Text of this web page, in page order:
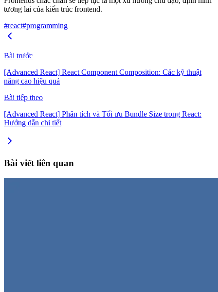
tương lai của kiến trúc frontend.
#react#programming
Bài trước
[Advanced React] React Component Composition: Các kỹ thuật
nâng cao hiệu quả
Bài tiếp theo
[Advanced React] Phân tích và Tối ưu Bundle Size trong React:
Hướng dẫn chi tiết
Bài viết liên quan